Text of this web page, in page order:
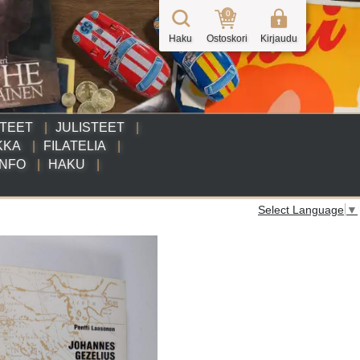
JULISTEET
FILATELIA
HAKU
Haku
0
Ostoskori Kirjaudu
Select Language ▼